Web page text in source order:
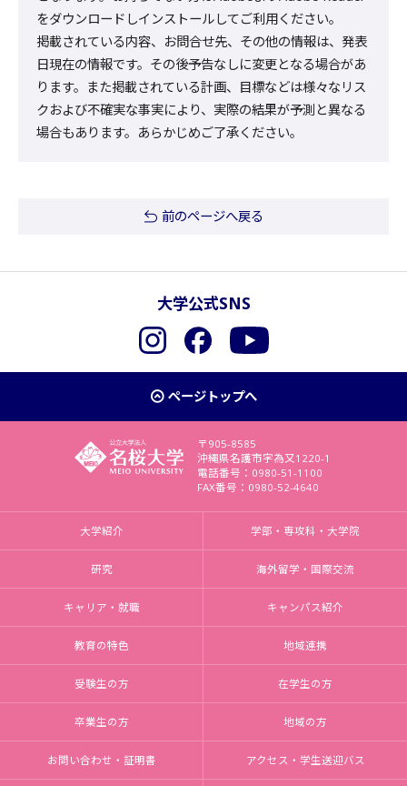
をダウンロードしインストールしてご利用ください。
掲載されている内容、お問合せ先、その他の情報は、発表
日現在の情報です。その後予告なしに変更となる場合があ
ります。また掲載されている計画、目標などは様々なリス
クおよび不確実な事実により、実際の結果が予測と異なる
場合もあります。あらかじめご了承ください。
前のページへ戻る
大学公式SNS
InstagramFacebookYouTube
ページトップへ
〒905-8585
沖縄県名護市字為又1220-1
電話番号：0980-51-1100
FAX番号：0980-52-4640
大学紹介 学部・専攻科・大学院
研究 海外留学・国際交流
キャリア・就職 キャンパス紹介
教育の特色 地域連携
受験生の方 在学生の方
卒業生の方 地域の方
お問い合わせ・証明書 アクセス・学生送迎バス